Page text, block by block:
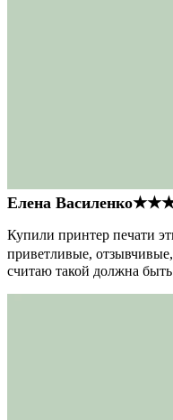
Елена Василенко
Купили принтер печати
приветливые,
считаю такой должна